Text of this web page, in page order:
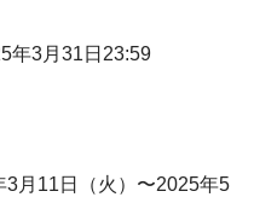
年3月31日23:59
3月11日（火）〜2025年5